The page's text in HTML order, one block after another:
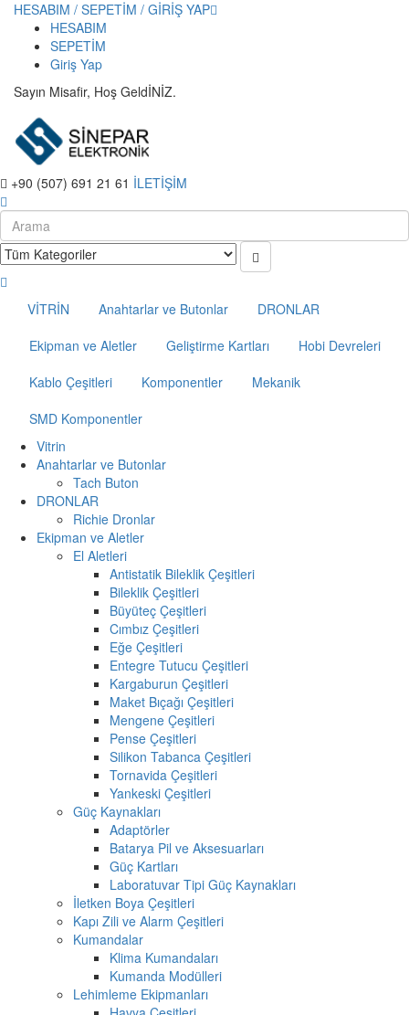
HESABIM / SEPETİM / GİRİŞ YAP
HESABIM
SEPETİM
Giriş Yap
Sayın Misafir, Hoş GeldİNİZ.
+90 (507) 691 21 61 İLETİŞİM
VİTRİN Anahtarlar ve Butonlar
DRONLAR
Ekipman ve Aletler
Geliştirme Kartları
Hobi Devreleri
Kablo Çeşitleri
Komponentler
Mekanik
SMD Komponentler
Vitrin
Anahtarlar ve Butonlar
Tach Buton
DRONLAR
Richie Dronlar
Ekipman ve Aletler
El Aletleri
Antistatik Bileklik Çeşitleri
Bileklik Çeşitleri
Büyüteç Çeşitleri
Cımbız Çeşitleri
Eğe Çeşitleri
Entegre Tutucu Çeşitleri
Kargaburun Çeşitleri
Maket Bıçağı Çeşitleri
Mengene Çeşitleri
Pense Çeşitleri
Silikon Tabanca Çeşitleri
Tornavida Çeşitleri
Yankeski Çeşitleri
Güç Kaynakları
Adaptörler
Batarya Pil ve Aksesuarları
Güç Kartları
Laboratuvar Tipi Güç Kaynakları
İletken Boya Çeşitleri
Kapı Zili ve Alarm Çeşitleri
Kumandalar
Klima Kumandaları
Kumanda Modülleri
Lehimleme Ekipmanları